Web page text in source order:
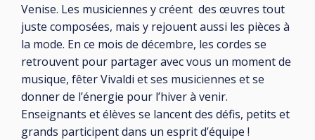
Venise. Les musiciennes y créent des œuvres tout
juste composées, mais y rejouent aussi les pièces à
la mode. En ce mois de décembre, les cordes se
retrouvent pour partager avec vous un moment de
musique, fêter Vivaldi et ses musiciennes et se
donner de l’énergie pour l’hiver à venir.
Enseignants et élèves se lancent des défis, petits et
grands participent dans un esprit d’équipe !